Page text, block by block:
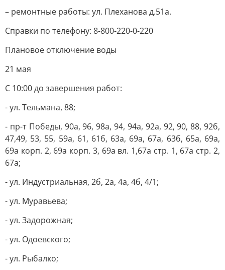
– ремонтные работы: ул. Плеханова д.51а.
Справки по телефону: 8-800-220-0-220
Плановое отключение воды
21 мая
С 10:00 до завершения работ:
- ул. Тельмана, 88;
- пр-т Победы, 90а, 96, 98а, 94, 94а, 92а, 92, 90, 88, 92б,
47,49, 53, 55, 59а, 61, 61б, 63а, 69а, 67а, 63б, 65а, 69а,
69а корп. 2, 69а корп. 3, 69а вл. 1,67а стр. 1, 67а стр. 2,
67а;
- ул. Индустриальная, 2б, 2а, 4а, 4б, 4/1;
- ул. Муравьева;
- ул. Задорожная;
- ул. Одоевского;
- ул. Рыбалко;